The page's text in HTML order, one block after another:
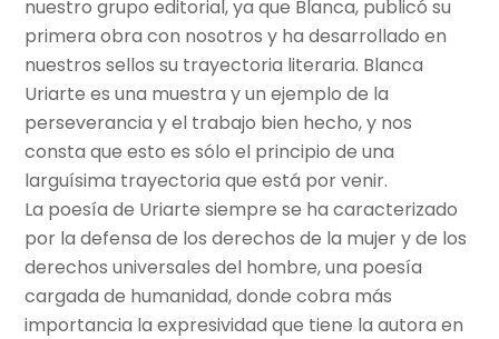
nuestro grupo editorial, ya que Blanca, publicó su
primera obra con nosotros y ha desarrollado en
nuestros sellos su trayectoria literaria. Blanca
Uriarte es una muestra y un ejemplo de la
perseverancia y el trabajo bien hecho, y nos
consta que esto es sólo el principio de una
larguísima trayectoria que está por venir.
La poesía de Uriarte siempre se ha caracterizado
por la defensa de los derechos de la mujer y de los
derechos universales del hombre, una poesía
cargada de humanidad, donde cobra más
importancia la expresividad que tiene la autora en